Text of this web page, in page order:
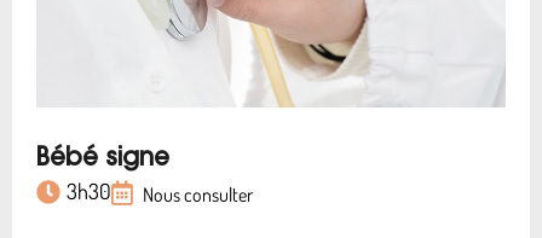
Bébé signe
3h30 Nous consulter